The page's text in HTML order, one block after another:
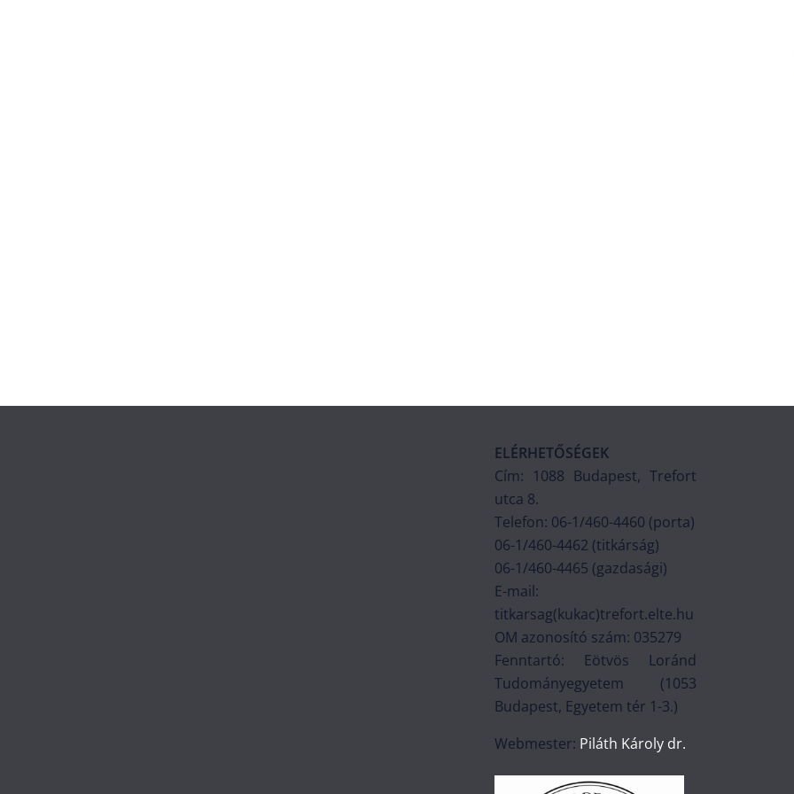
ELÉRHETŐSÉGEK
Cím: 1088 Budapest, Trefort
utca 8.
Telefon: 06-1/460-4460 (porta)
06-1/460-4462 (titkárság)
06-1/460-4465 (gazdasági)
E-mail:
titkarsag(kukac)trefort.elte.hu
OM azonosító szám: 035279
Fenntartó: Eötvös Loránd
Tudományegyetem (1053
Budapest, Egyetem tér 1-3.)
Webmester: Piláth Károly dr.